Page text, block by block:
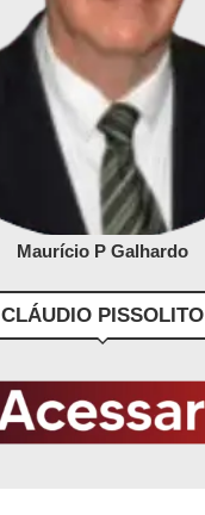
Maurício P Galhardo
CLÁUDIO PISSOLITO